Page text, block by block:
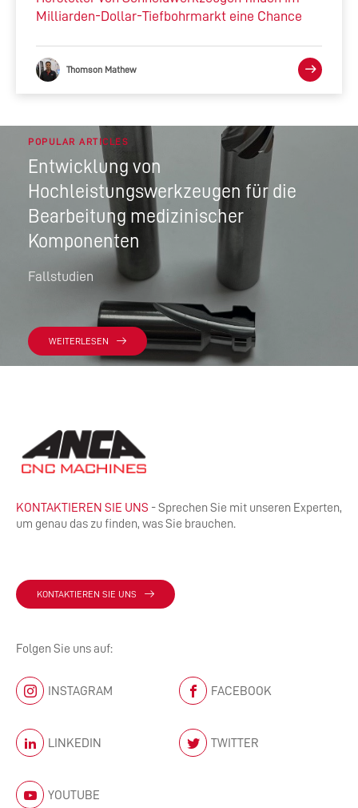
Milliarden-Dollar-Tiefbohrmarkt eine Chance
Thomson Mathew
POPULAR ARTICLES
Entwicklung von
Hochleistungswerkzeugen für die
Bearbeitung medizinischer
Komponenten
Fallstudien
WEITERLESEN
KONTAKTIEREN SIE UNS - Sprechen Sie mit unseren Experten,
um genau das zu finden, was Sie brauchen.
KONTAKTIEREN SIE UNS
Folgen Sie uns auf:
INSTAGRAM FACEBOOK
LINKEDIN TWITTER
YOUTUBE